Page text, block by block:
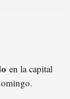
en la capital